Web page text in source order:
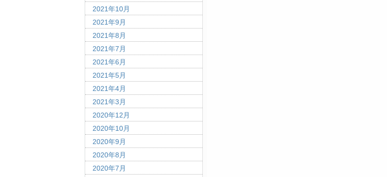
2021年10月
2021年9月
2021年8月
2021年7月
2021年6月
2021年5月
2021年4月
2021年3月
2020年12月
2020年10月
2020年9月
2020年8月
2020年7月